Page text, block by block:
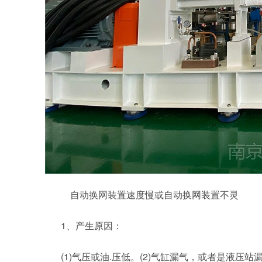
自动换网装置速度慢或自动换网装置不灵
1、产生原因：
(1)气压或油.压低。(2)气缸漏气，或者是液压站